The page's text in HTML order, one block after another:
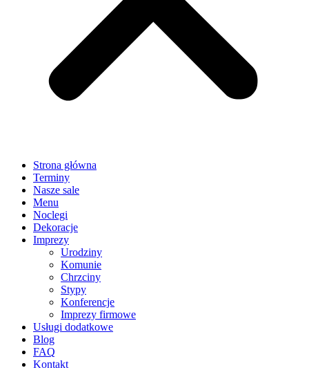
Strona główna
Terminy
Nasze sale
Menu
Noclegi
Dekoracje
Imprezy
Urodziny
Komunie
Chrzciny
Stypy
Konferencje
Imprezy firmowe
Usługi dodatkowe
Blog
FAQ
Kontakt